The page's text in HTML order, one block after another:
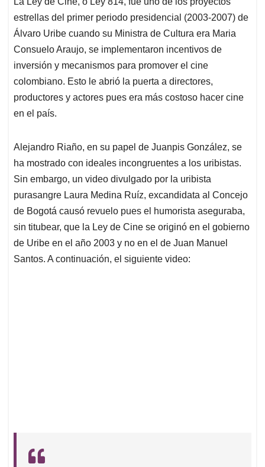
s
A
p
p
b
o
o
k
e
d
I
n
l
a
d
s
estrellas del primer periodo presidencial (2003-2007) de
Álvaro Uribe cuando su Ministra de Cultura era Maria
Consuelo Araujo, se implementaron incentivos de
inversión y mecanismos para promover el cine
colombiano. Esto le abrió la puerta a directores,
productores y actores pues era más costoso hacer cine
en el país.
Alejandro Riaño, en su papel de Juanpis González, se
ha mostrado con ideales incongruentes a los uribistas.
Sin embargo, un video divulgado por la uribista
purasangre Laura Medina Ruíz, excandidata al Concejo
de Bogotá causó revuelo pues el humorista aseguraba,
sin titubear, que la Ley de Cine se originó en el gobierno
de Uribe en el año 2003 y no en el de Juan Manuel
Santos. A continuación, el siguiente video: